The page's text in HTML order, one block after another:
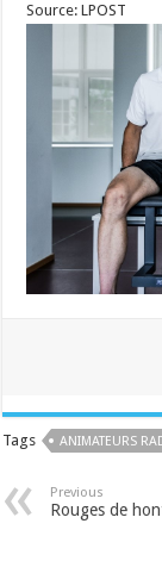
Source: LPOST
Tags ANIMATEURS
Previous
Rouges de